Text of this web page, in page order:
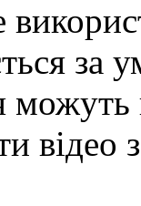
можуть
відео